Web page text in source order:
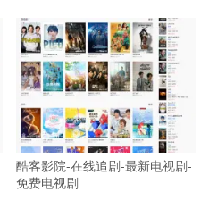
酷客影院-在线追剧-最新电视剧-
免费电视剧